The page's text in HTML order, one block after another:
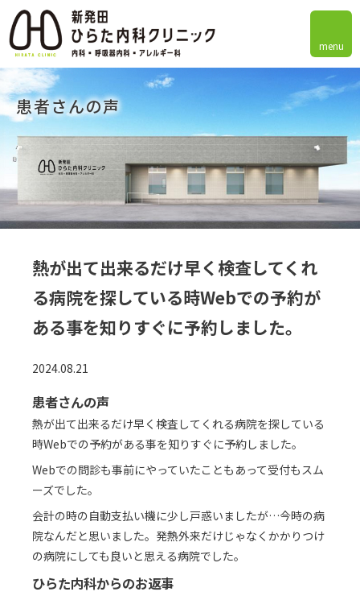
患者さんの声
熱が出て出来るだけ早く検査してくれ
る病院を探している時Webでの予約が
ある事を知りすぐに予約しました。
2024.08.21
患者さんの声
熱が出て出来るだけ早く検査してくれる病院を探している
時Webでの予約がある事を知りすぐに予約しました。
Webでの問診も事前にやっていたこともあって受付もスム
ーズでした。
会計の時の自動支払い機に少し戸惑いましたが…今時の病
院なんだと思いました。発熱外来だけじゃなくかかりつけ
の病院にしても良いと思える病院でした。
ひらた内科からのお返事
menu